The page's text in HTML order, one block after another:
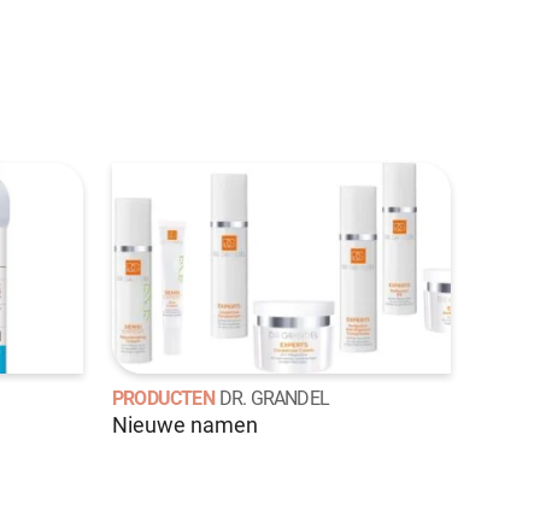
PRODUCTEN DR. GRANDEL
Nieuwe namen